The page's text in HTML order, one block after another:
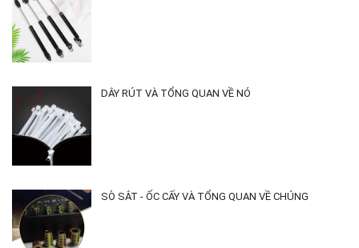
DÂY RÚT VÀ TỔNG QUAN VỀ NÓ
SÒ SẮT - ỐC CẤY VÀ TỔNG QUAN VỀ CHÚNG